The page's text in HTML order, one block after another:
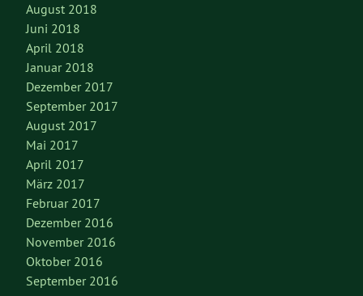
August 2018
Juni 2018
April 2018
Januar 2018
Dezember 2017
September 2017
August 2017
Mai 2017
April 2017
März 2017
Februar 2017
Dezember 2016
November 2016
Oktober 2016
September 2016